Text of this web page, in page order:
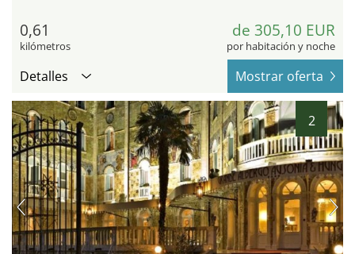
0,61
kilómetros
de 305,10 EUR
por habitación y noche
Detalles Mostrar oferta
2